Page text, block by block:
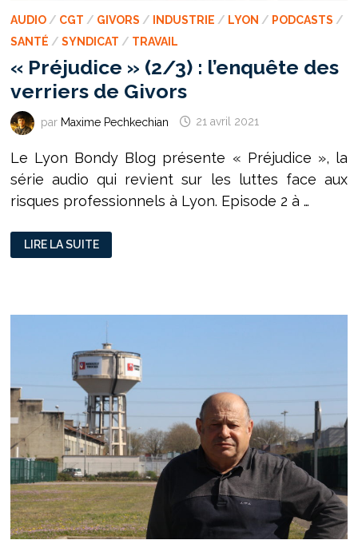
AUDIO/ CGT / GIVORS / INDUSTRIE / LYON / PODCASTS /
SANTÉ / SYNDICAT / TRAVAIL
« Préjudice » (2/3) : l’enquête des
verriers de Givors
par Maxime Pechkechian 21 avril 2021
Le Lyon Bondy Blog présente « Préjudice », la
série audio qui revient sur les luttes face aux
risques professionnels à Lyon. Episode 2 à …
«
PRÉJUDICE
»
VERRIERS
LIRE LA SUITE